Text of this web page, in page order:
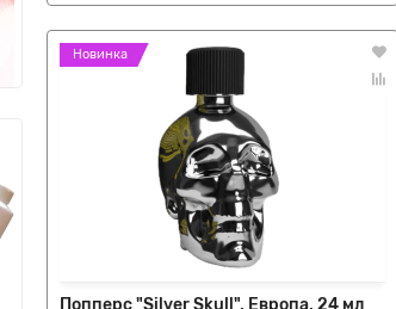
Попперсы
Новинка
Попперс "Silver Skull", Европа, 24 мл